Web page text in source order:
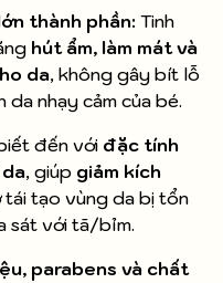
thành phần: Tinh
hút ẩm, làm mát và
da, không gây bít lỗ
da nhạy cảm của bé.
đến với đặc tính
, giúp giảm kích
tái tạo vùng da bị tổn
sát với tã/bỉm.
parabens và chất